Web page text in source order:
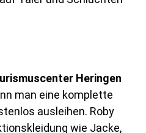
Heringen
man eine komplette
ausleihen. Roby
wie Jacke,